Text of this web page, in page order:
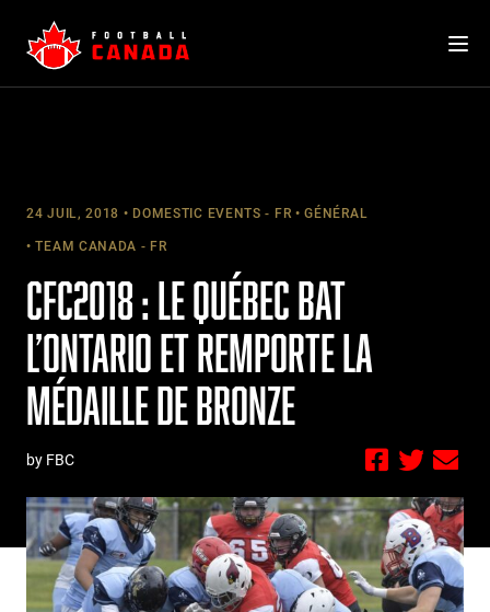
content
24 JUIL, 2018 DOMESTIC EVENTS - FR GÉNÉRAL
TEAM CANADA - FR
CFC2018 : LE QUÉBEC BAT
L’ONTARIO ET REMPORTE LA
MÉDAILLE DE BRONZE
by FBC